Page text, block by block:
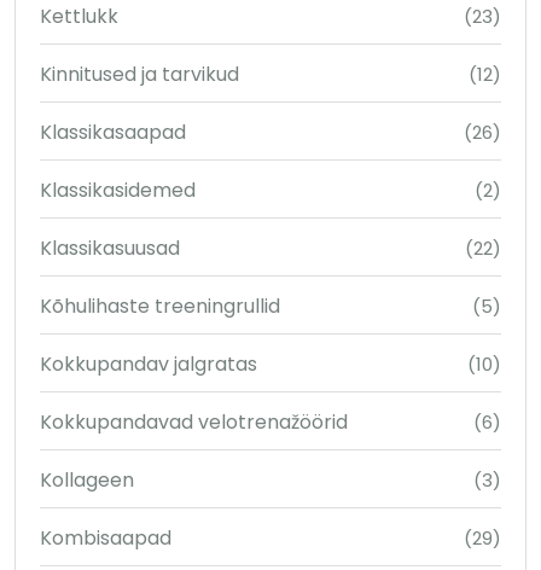
Kettlukk (23)
Kinnitused ja tarvikud (12)
Klassikasaapad (26)
Klassikasidemed (2)
Klassikasuusad (22)
Kõhulihaste treeningrullid (5)
Kokkupandav jalgratas (10)
Kokkupandavad velotrenažöörid (6)
Kollageen (3)
Kombisaapad (29)